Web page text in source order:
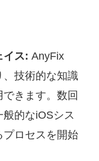
イス: AnyFix
、技術的な知識
きます。数回
的なiOSシス
プロセスを開始